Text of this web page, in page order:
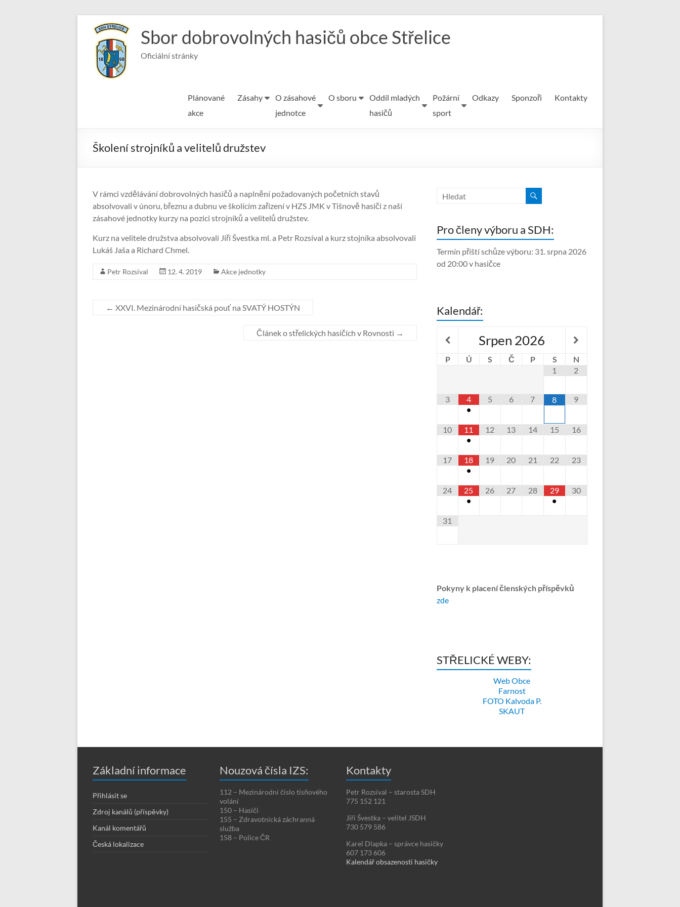
content
Sbor dobrovolných hasičů obce Střelice
Oficiální stránky
Plánované
akce
Zásahy
O zásahové
jednotce
O sboru
Oddíl mladých
hasičů
Požární
sport
Odkazy Sponzoři Kontakty
Školení strojníků a velitelů družstev
V rámci vzdělávání dobrovolných hasičů a naplnění požadovaných početních stavů
absolvovali v únoru, březnu a dubnu ve školícím zařízení v HZS JMK v Tišnově hasiči z naší
zásahové jednotky kurzy na pozici strojníků a velitelů družstev.
Kurz na velitele družstva absolvovali Jiří Švestka ml. a Petr Rozsíval a kurz stojníka absolvovali
Lukáš Jaša a Richard Chmel.
Petr Rozsíval 12. 4. 2019 Akce jednotky
← XXVI. Mezinárodní hasičská pouť na SVATÝ HOSTÝN
Článek o střelických hasičích v Rovnosti →
Pro členy výboru a SDH:
Termín příští schůze výboru: 31. srpna 2026
od 20:00 v hasičce
Kalendář:
Srpen 2026
P Ú S Č P S
N
1
2
3
4
•
5 6 7 8 9
10
11
•
12 13 14 15 16
17
18
•
19 20 21 22 23
24
25
•
26 27 28
29
•
30
31
Pokyny k placení členských příspěvků
zde
STŘELICKÉ WEBY:
Web Obce
Farnost
FOTO Kalvoda P.
SKAUT
Základní informace
Přihlásit se
Zdroj kanálů (příspěvky)
Kanál komentářů
Česká lokalizace
Nouzová čísla IZS:
112 – Mezinárodní číslo tísňového
volání
150 – Hasiči
155 – Zdravotnická záchranná
služba
158 – Police ČR
Kontakty
Petr Rozsíval – starosta SDH
775 152 121
Jiří Švestka – velitel JSDH
730 579 586
Karel Dlapka – správce hasičky
607 173 606
Kalendář obsazenosti hasičky